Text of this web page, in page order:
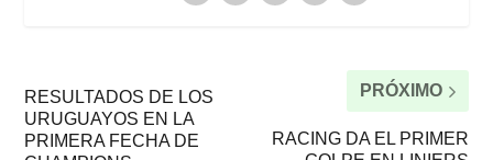
RESULTADOS DE LOS
URUGUAYOS EN LA
PRIMERA FECHA DE
PRÓXIMO
RACING DA EL PRIMER